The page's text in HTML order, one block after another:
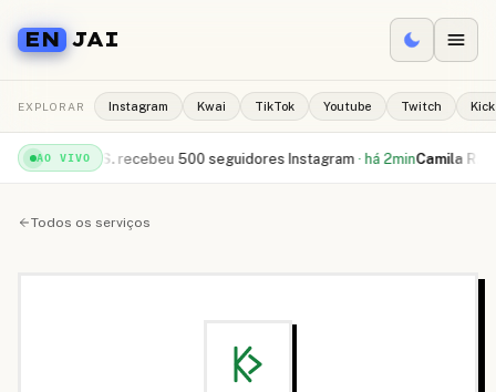
EN JAI
EXPLORAR Instagram Kwai TikTok Youtube Twitch Kick
AO VIVO
Rafael S. recebeu 500 seguidores Instagram ·há 2minCamila R.
Todos os serviços